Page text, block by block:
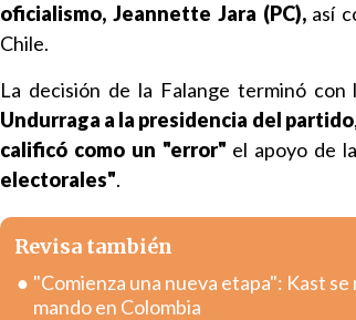
oficialismo, Jeannette Jara (PC),así
Chile.
La decisión de la Falange terminó con
Undurraga a la presidencia del partido
calificó como un "error" el apoyo de
electorales".
Revisa también
"Comienza una nueva etapa": Kast
mando en Colombia